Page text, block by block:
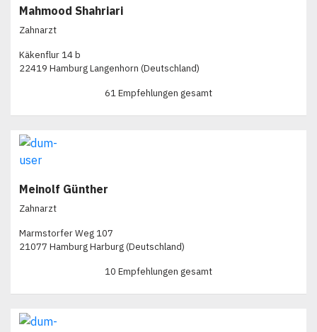
Mahmood Shahriari
Zahnarzt
Käkenflur 14 b
22419 Hamburg Langenhorn (Deutschland)
61 Empfehlungen gesamt
Meinolf Günther
Zahnarzt
Marmstorfer Weg 107
21077 Hamburg Harburg (Deutschland)
10 Empfehlungen gesamt